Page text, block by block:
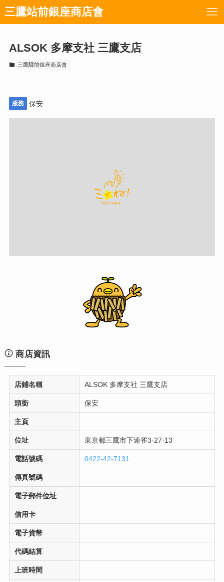
三鷹站前銀座商店會
ALSOK 多摩支社 三鷹支店
三鷹驛前銀座商店會
服務 保安
商店資訊
店鋪名稱 ALSOK 多摩支社 三鷹支店
頭銜 保安
主頁
位址 東京都三鷹市下連雀3-27-13
電話號碼 0422-42-7131
傳真號碼
電子郵件位址
信用卡
電子貨幣
代碼結算
上班時間